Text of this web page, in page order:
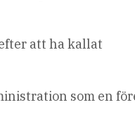
att ha kallat
som en